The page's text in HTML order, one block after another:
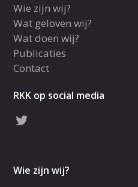
Wie zijn wij?
Wat geloven wij?
Wat doen wij?
Publicaties
Contact
RKK op social media
Wie zijn wij?